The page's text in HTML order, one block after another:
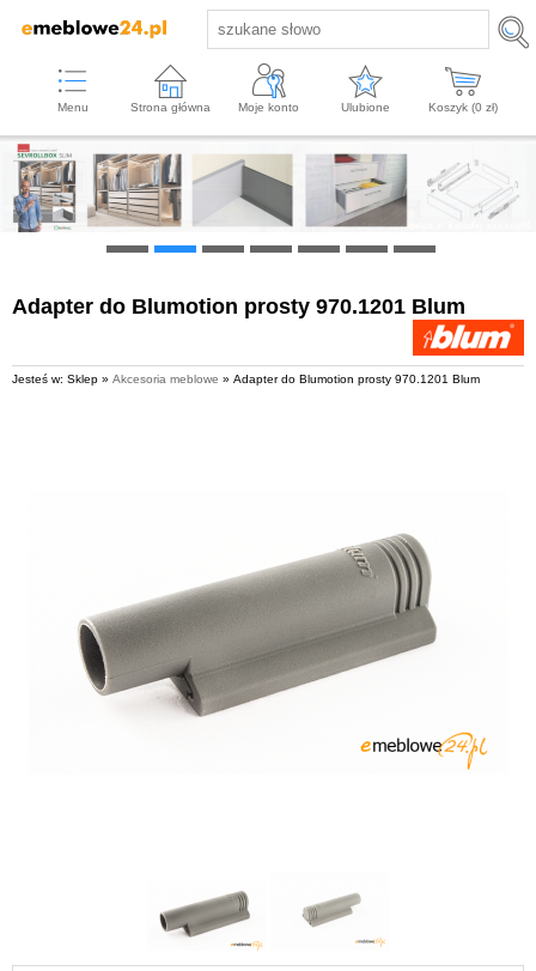
Menu Strona główna Moje konto Ulubione Koszyk (0 zł)
Adapter do Blumotion prosty 970.1201 Blum
Jesteś w: Sklep » Akcesoria meblowe » Adapter do Blumotion prosty 970.1201 Blum